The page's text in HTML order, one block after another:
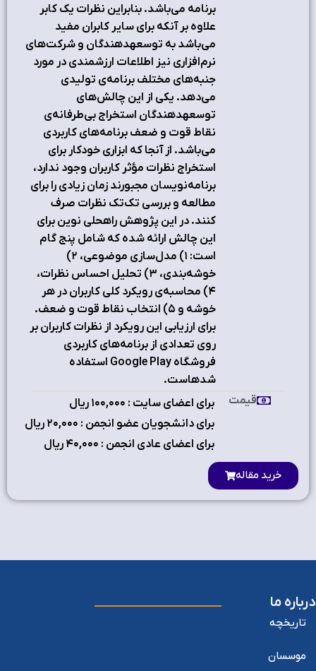
برنامه مي‌باشد. بنابراين نظرات يک کابر
علاوه بر آنکه براي ساير کابران مفيد
مي‌باشد به توسعه‎دهندگان و شرکت‌هاي
نرم‌افزاري نيز اطلاعات ارزشمندي در مورد
جنبه‌هاي مختلف برنامه‌ي توليدي
مي‌دهد. يکي از اين چالش‌هاي
توسعه‎دهندگان استخراج بي‌طرفانه‌ي
نقاط قوت و ضعف برنامه‌هاي کاربردي
مي‌باشد. از آنجا که ابزاري خودکار براي
استخراج نظرات مؤثر کاربران وجود ندارد،
برنامه‌نويسان مجبورند زمان زيادي را براي
مطالعه و بررسي تک‌‎تک نظرات صرف
کنند. در اين پژوهش راه‎حلي نوين براي
اين چالش ارائه شده‎ که شامل پنج گام
است: ۱) مدل‌سازي موضوعي، ۲)
خوشه‌بندي، ۳) تحليل احساس نظرات،
۴) محاسبه‌ي رويکرد کلي کاربران در هر
خوشه و ۵) انتخاب نقاط قوت و ضعف.
براي ارزيابي اين رويکرد از نظرات کاربران بر
روي تعدادي از برنامه‌هاي کاربردي
فروشگاه Google Play استفاده
شده‎است.
برای اعضای سایت : ۱٠٠,٠٠٠ ریال
برای دانشجویان عضو انجمن : ۲٠,٠٠٠ ریال
برای اعضای عادی انجمن : ۴٠,٠٠٠ ریال
قیمت
خرید مقاله
درباره ما
تاریخچه
موسسان